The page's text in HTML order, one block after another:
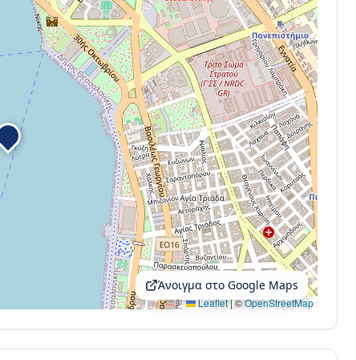
Leaflet|©OpenStreetMap
Άνοιγμα στο Google Maps